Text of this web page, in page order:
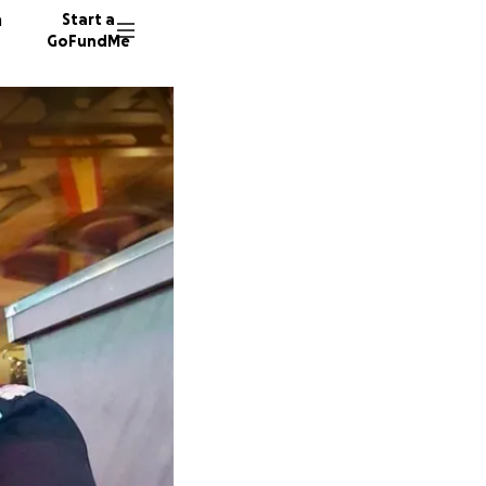
Start a
GoFundMe